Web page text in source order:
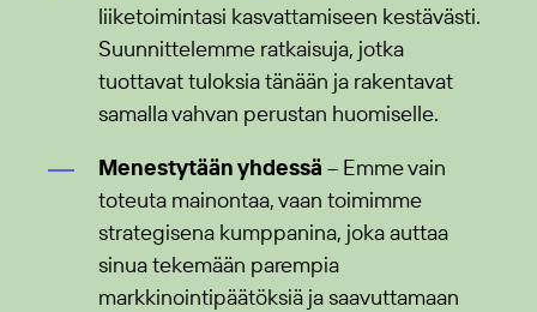
liiketoimintasi kasvattamiseen kestävästi.
Suunnittelemme ratkaisuja, jotka
tuottavat tuloksia tänään ja rakentavat
samalla vahvan perustan huomiselle.
Menestytään yhdessä – Emme vain
toteuta mainontaa, vaan toimimme
strategisena kumppanina, joka auttaa
sinua tekemään parempia
markkinointipäätöksiä ja saavuttamaan